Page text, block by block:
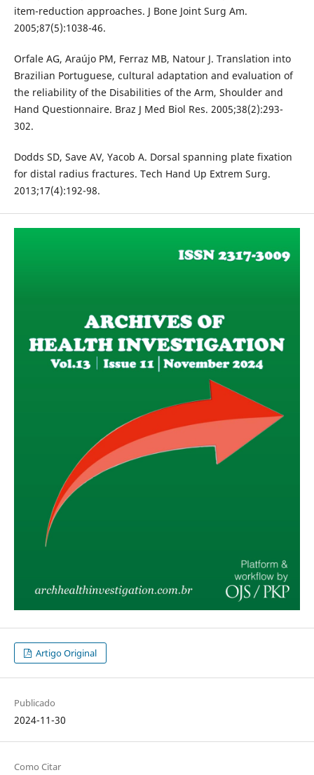
item-reduction approaches. J Bone Joint Surg Am.
2005;87(5):1038-46.
Orfale AG, Araújo PM, Ferraz MB, Natour J. Translation into
Brazilian Portuguese, cultural adaptation and evaluation of
the reliability of the Disabilities of the Arm, Shoulder and
Hand Questionnaire. Braz J Med Biol Res. 2005;38(2):293-
302.
Dodds SD, Save AV, Yacob A. Dorsal spanning plate fixation
for distal radius fractures. Tech Hand Up Extrem Surg.
2013;17(4):192-98.
Artigo Original
Publicado
2024-11-30
Como Citar